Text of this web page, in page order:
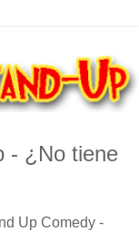
- ¿No tiene
Up Comedy -